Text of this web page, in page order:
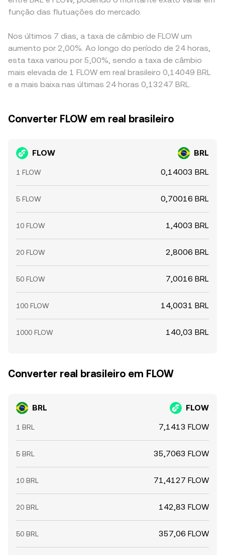
função das flutuações do mercado.
Nos últimos 7 dias, a taxa de câmbio de FLOW um
aumento por 2,00%. Ao longo do período de 24 horas,
esta taxa variou por 5,00%, sendo a taxa de câmbio
mais elevada de 1 FLOW em real brasileiro 0,14049 BRL
e a mais baixa nas últimas 24 horas 0,13247 BRL.
Converter FLOW em real brasileiro
FLOW BRL
1 FLOW 0,14003 BRL
5 FLOW 0,70016 BRL
10 FLOW 1,4003 BRL
20 FLOW 2,8006 BRL
50 FLOW 7,0016 BRL
100 FLOW 14,0031 BRL
1000 FLOW 140,03 BRL
Converter real brasileiro em FLOW
BRL FLOW
1 BRL 7,1413 FLOW
5 BRL 35,7063 FLOW
10 BRL 71,4127 FLOW
20 BRL 142,83 FLOW
50 BRL 357,06 FLOW